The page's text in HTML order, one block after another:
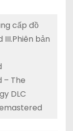
cấp đồ
III.Phiên bản
– The
DLC